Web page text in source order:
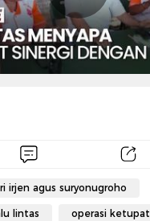
irjen agus suryonugroho
lintas operasi ketupat